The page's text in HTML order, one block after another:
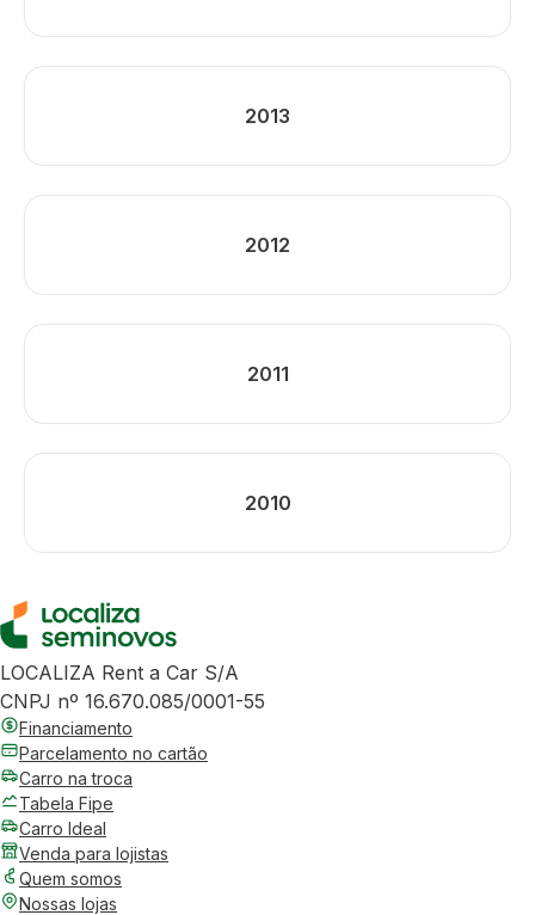
2013
2012
2011
2010
LOCALIZA Rent a Car S/A
CNPJ nº 16.670.085/0001-55
Financiamento
Parcelamento no cartão
Carro na troca
Tabela Fipe
Carro Ideal
Venda para lojistas
Quem somos
Nossas lojas